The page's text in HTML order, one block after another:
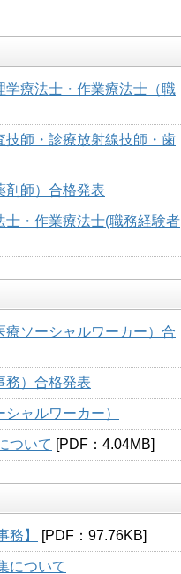
学療法士・作業療法士（職
師・診療放射線技師・歯
剤師）合格発表
・作業療法士(職務経験者
療ソーシャルワーカー）合
務）合格発表
ャルワーカー）
ついて [PDF：4.04MB]
】 [PDF：97.76KB]
について